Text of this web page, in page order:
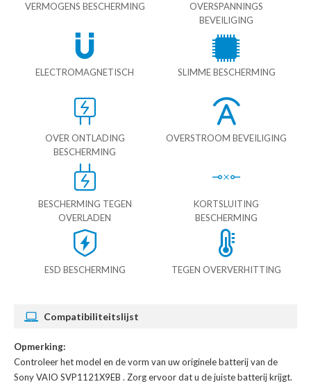
VERMOGENS BESCHERMING
OVERSPANNINGS
BEVEILIGING
ELECTROMAGNETISCH SLIMME BESCHERMING
OVER ONTLADING
BESCHERMING
OVERSTROOM BEVEILIGING
BESCHERMING TEGEN
OVERLADEN
KORTSLUITING
BESCHERMING
ESD BESCHERMING TEGEN OVERVERHITTING
Compatibiliteitslijst
Opmerking:
Controleer het model en de vorm van uw originele batterij van de
Sony VAIO SVP1121X9EB . Zorg ervoor dat u de juiste batterij krijgt.